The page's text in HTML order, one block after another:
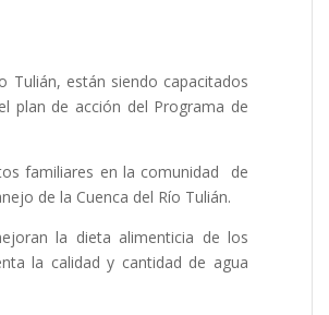
Tulián, están siendo capacitados
plan de acción del Programa de
familiares en la comunidad de
de la Cuenca del Río Tulián.
la dieta alimenticia de los
la calidad y cantidad de agua